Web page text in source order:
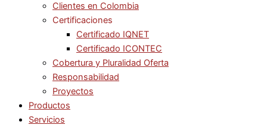
Clientes en Colombia
Certificaciones
Certificado IQNET
Certificado ICONTEC
Cobertura y Pluralidad Oferta
Responsabilidad
Proyectos
Productos
Servicios